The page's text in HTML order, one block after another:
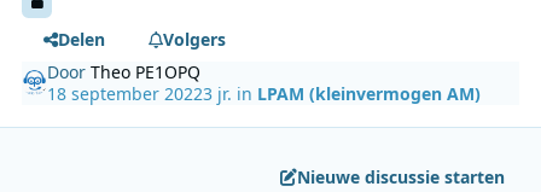
Delen
Volgers
DoorTheo PE1OPQ
18 september 20223 jr. in LPAM (kleinvermogen AM)
Nieuwe discussie starten